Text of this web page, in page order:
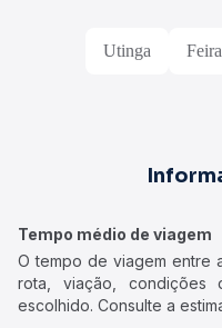
Utinga
Tempo médio de viagem
O tempo de viagem entre
rota, viação,
escolhido. Consulte a